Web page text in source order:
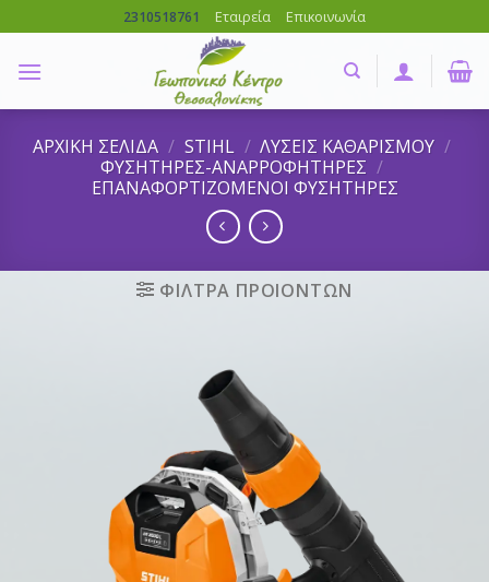
to
content
2310518761 Εταιρεία Επικοινωνία
ΑΡΧΙΚΗ ΣΕΛΙΔΑ / STIHL / ΛΥΣΕΙΣ ΚΑΘΑΡΙΣΜΟΥ /
ΦΥΣΗΤΗΡΕΣ-ΑΝΑΡΡΟΦΗΤΗΡΕΣ /
ΕΠΑΝΑΦΟΡΤΙΖΟΜΕΝΟΙ ΦΥΣΗΤΗΡΕΣ
ΦΙΛΤΡΑ ΠΡΟΙΟΝΤΩΝ